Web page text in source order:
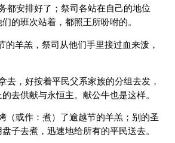
都安排好了；祭司各站在自己的地位
的班次站着，都照王所吩咐的。
的羊羔，祭司从他们手里接过血来泼，
去，好按着平民父系家族的分组去发，
去供献与永恒主。献公牛也是这样。
（或作：煮）了逾越节的羊羔；别的圣
子去煮，迅速地给所有的平民送去。